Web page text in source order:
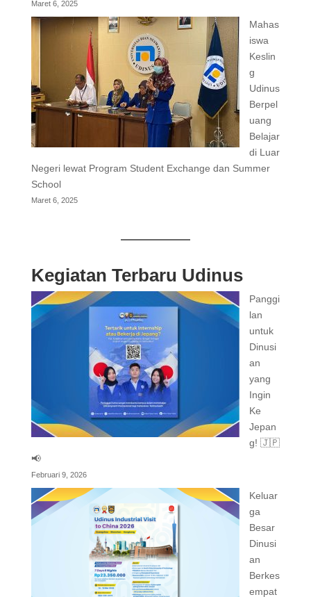
Maret 6, 2025
Mahas
iswa
Keslin
g
Udinus
Berpel
uang
Belajar
di Luar
Negeri lewat Program Student Exchange dan Summer
School
Maret 6, 2025
Kegiatan Terbaru Udinus
Panggi
lan
untuk
Dinusi
an
yang
Ingin
Ke
Jepan
g! 🇯🇵
📢
Februari 9, 2026
Keluar
ga
Besar
Dinusi
an
Berkes
empat